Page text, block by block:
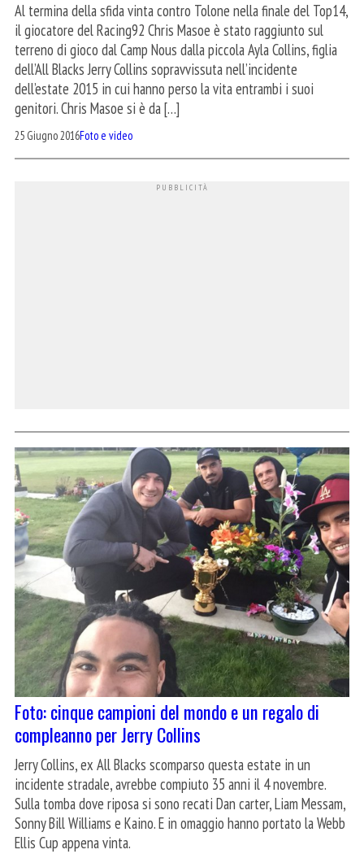
Al termina della sfida vinta contro Tolone nella finale del Top14,
il giocatore del Racing92 Chris Masoe è stato raggiunto sul
terreno di gioco dal Camp Nous dalla piccola Ayla Collins, figlia
dell’All Blacks Jerry Collins sopravvissuta nell’incidente
dell’estate 2015 in cui hanno perso la vita entrambi i suoi
genitori. Chris Masoe si è da […]
25 Giugno 2016Foto e video
Foto: cinque campioni del mondo e un regalo di
compleanno per Jerry Collins
Jerry Collins, ex All Blacks scomparso questa estate in un
incidente stradale, avrebbe compiuto 35 anni il 4 novembre.
Sulla tomba dove riposa si sono recati Dan carter, Liam Messam,
Sonny Bill Williams e Kaino. E in omaggio hanno portato la Webb
Ellis Cup appena vinta.